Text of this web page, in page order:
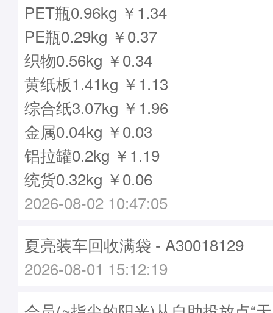
PET瓶0.96kg ￥1.34
PE瓶0.29kg ￥0.37
织物0.56kg ￥0.34
黄纸板1.41kg ￥1.13
综合纸3.07kg ￥1.96
金属0.04kg ￥0.03
铝拉罐0.2kg ￥1.19
统货0.32kg ￥0.06
2026-08-02 10:47:05
夏亮装车回收满袋 - A30018129
2026-08-01 15:12:19